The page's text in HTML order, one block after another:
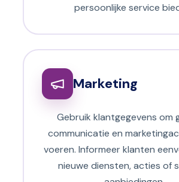
persoonlijke service
Marketing
Gebruik klantgegevens om
communicatie en
voeren. Informeer klanten
nieuwe diensten, acties of